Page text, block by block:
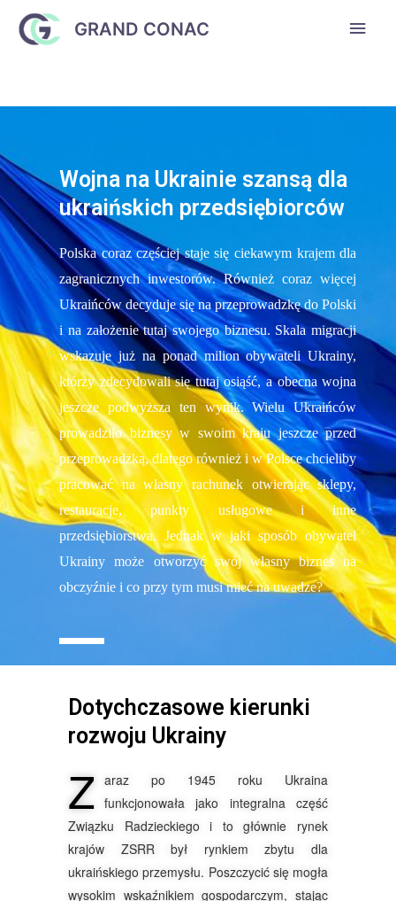
GRAND CONAC
Wojna na Ukrainie szansą dla
ukraińskich przedsiębiorców
Polska coraz częściej staje się ciekawym krajem dla
zagranicznych inwestorów. Również coraz więcej
Ukraińców decyduje się na przeprowadzkę do Polski
i na założenie tutaj swojego biznesu. Skala migracji
wskazuje już na ponad milion obywateli Ukrainy,
którzy zdecydowali się tutaj osiąść, a obecna wojna
jeszcze podwyższa ten wynik. Wielu Ukraińców
prowadziło biznesy w swoim kraju jeszcze przed
przeprowadzką, dlatego również i w Polsce chcieliby
pracować na własny rachunek otwierając sklepy,
restauracje, punkty usługowe i inne
przedsiębiorstwa. Jednak w jaki sposób obywatel
Ukrainy może otworzyć swój własny biznes na
obczyźnie i co przy tym musi mieć na uwadze?
Dotychczasowe kierunki
rozwoju Ukrainy​
Z araz po 1945 roku Ukraina
funkcjonowała jako integralna część
Związku Radzieckiego i to głównie rynek
krajów ZSRR był rynkiem zbytu dla
ukraińskiego przemysłu. Poszczycić się mogła
wysokim wskaźnikiem gospodarczym, stając